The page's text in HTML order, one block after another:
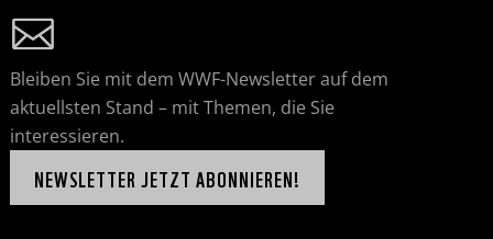
Bleiben Sie mit dem WWF-Newsletter auf dem
aktuellsten Stand – mit Themen, die Sie
interessieren.
NEWSLETTER JETZT ABONNIEREN!